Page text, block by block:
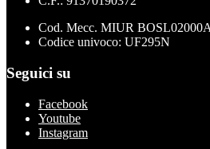
Cod. Mecc. MIUR BOSL02000A
Codice univoco: UF295N
Seguici su
Facebook
Youtube
Instagram